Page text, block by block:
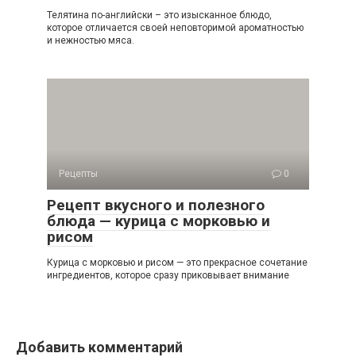
Телятина по-английски – это изысканное блюдо,
которое отличается своей неповторимой ароматностью
и нежностью мяса.
Рецепты 0
Рецепт вкусного и полезного
блюда — курица с морковью и
рисом
Курица с морковью и рисом — это прекрасное сочетание
ингредиентов, которое сразу приковывает внимание
Добавить комментарий